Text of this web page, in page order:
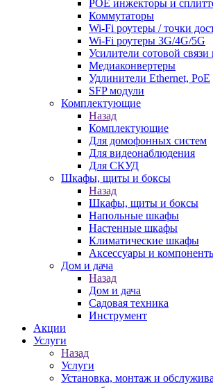
POE инжекторы и
Коммутаторы
Wi-Fi роутеры / точки
Wi-Fi роутеры 3G/4G/5G
Усилители сотовой связи
Медиаконвертеры
Удлинители Ethernet, PoE
SFP модули
Комплектующие
Назад
Комплектующие
Для домофонных систем
Для видеонаблюдения
Для СКУД
Шкафы, щиты и боксы
Назад
Шкафы, щиты и боксы
Напольные шкафы
Настенные шкафы
Климатические шкафы
Аксессуары и
Дом и дача
Назад
Дом и дача
Садовая техника
Инструмент
Акции
Услуги
Назад
Услуги
Установка, монтаж и